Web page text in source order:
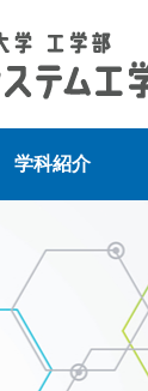
学科紹介